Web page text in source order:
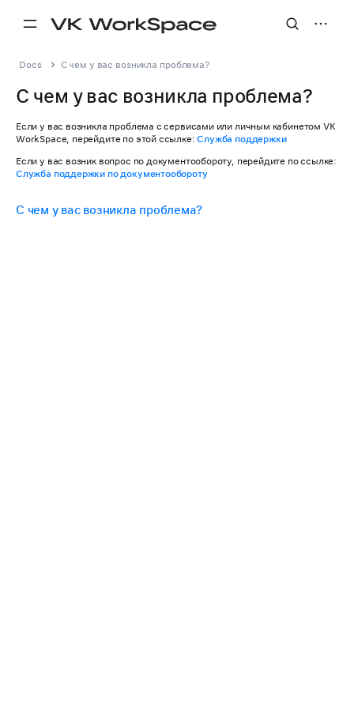
Docs С чем у вас возникла проблема?
С чем у вас возникла проблема?
Если у вас возникла проблема с сервисами или личным кабинетом VK
WorkSpace, перейдите по этой ссылке:Служба поддержки
Если у вас возник вопрос по документообороту, перейдите по ссылке:
Служба поддержки по документообороту
С чем у вас возникла проблема?